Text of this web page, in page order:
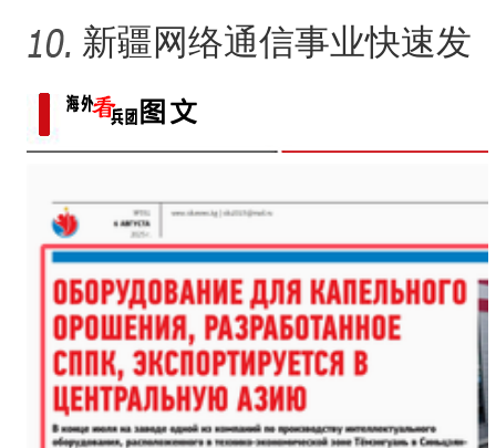
新疆柯坪：戈壁荒滩上
听
菇湖水库的生态戍边战
新疆网络通信事业快速发
展 拉近世界与新疆距离